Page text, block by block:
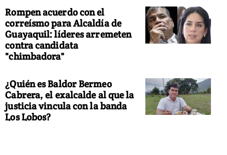
Rompen acuerdo con el
correísmo para Alcaldía de
Guayaquil: líderes arremeten
contra candidata
"chimbadora"
¿Quién es Baldor Bermeo
Cabrera, el exalcalde al que la
justicia vincula con la banda
Los Lobos?